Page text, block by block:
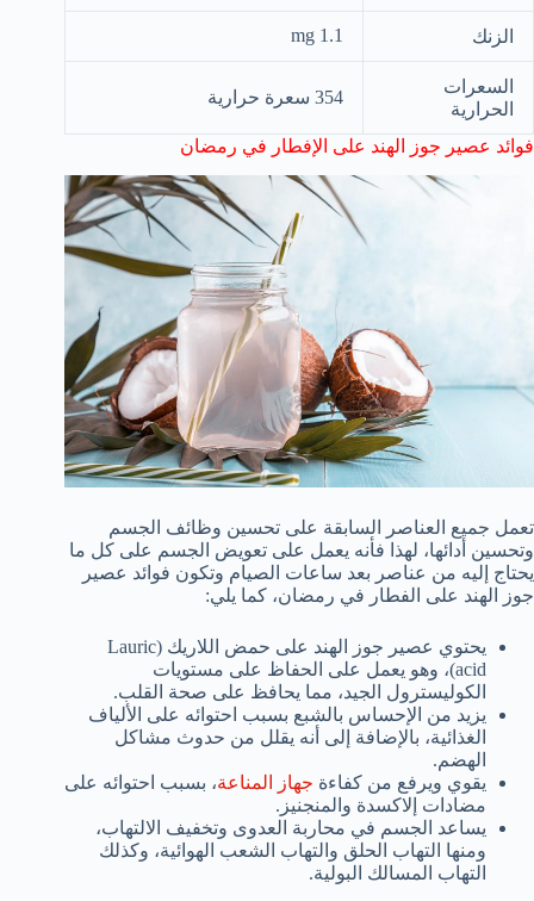
الزنك 1.1 mg
السعرات
الحرارية
354 سعرة حرارية
فوائد عصير جوز الهند على الإفطار في رمضان
تعمل جميع العناصر السابقة على تحسين وظائف الجسم
وتحسين أدائها، لهذا فأنه يعمل على تعويض الجسم على كل ما
يحتاج إليه من عناصر بعد ساعات الصيام وتكون فوائد عصير
جوز الهند على الفطار في رمضان، كما يلي:
يحتوي عصير جوز الهند على حمض اللاريك (Lauric
acid)، وهو يعمل على الحفاظ على مستويات
الكوليسترول الجيد، مما يحافظ على صحة القلب.
يزيد من الإحساس بالشبع بسبب احتوائه على الألياف
الغذائية، بالإضافة إلى أنه يقلل من حدوث مشاكل
الهضم.
يقوي ويرفع من كفاءة جهاز المناعة، بسبب احتوائه على
مضادات إلاكسدة والمنجنيز.
يساعد الجسم في محاربة العدوى وتخفيف الالتهاب،
ومنها التهاب الحلق والتهاب الشعب الهوائية، وكذلك
التهاب المسالك البولية.